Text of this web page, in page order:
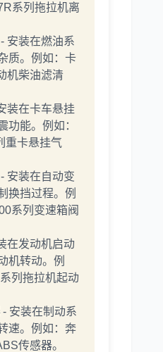
系列拖拉机离
安装在燃油系
质。例如：卡
机柴油滤清
装在卡车悬挂
功能。例如：
重卡悬挂气
- 安装在自动变
换挡过程。例
系列变速箱阀
在发动机启动
机转动。例
列拖拉机起动
- 安装在制动系
速。例如：奔
传感器。